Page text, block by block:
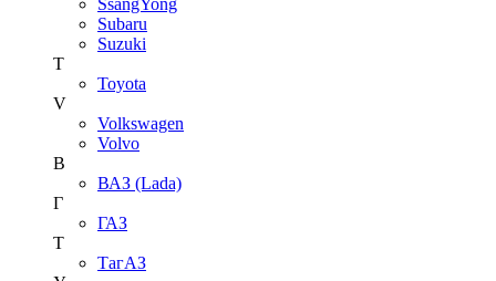
SsangYong
Subaru
Suzuki
T
Toyota
V
Volkswagen
Volvo
В
ВАЗ (Lada)
Г
ГАЗ
Т
ТагАЗ